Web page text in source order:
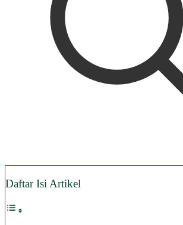
Daftar Isi Artikel